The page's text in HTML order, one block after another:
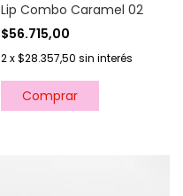
Lip Combo Caramel 02
$56.715,00
2 x$28.357,50 sin interés